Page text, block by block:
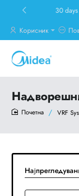
30
Корисник
VRF